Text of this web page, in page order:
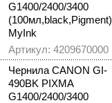
G1400/2400/3400
(100мл,black,Pigment)
MyInk
Артикул: 4209670000
Чернила CANON GI-
490BK PIXMA
G1400/2400/3400